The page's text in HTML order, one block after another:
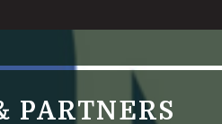
PARTNERS